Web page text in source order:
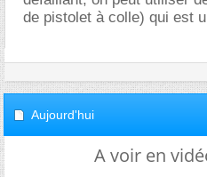
de pistolet à colle) qui est
Aujourd'hui
A voir en